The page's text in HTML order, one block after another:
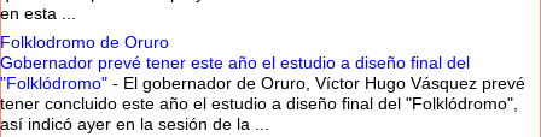
en esta ...
Folklodromo de Oruro
Gobernador prevé tener este año el estudio a diseño final del
"Folklódromo" - El gobernador de Oruro, Víctor Hugo Vásquez prevé
tener concluido este año el estudio a diseño final del "Folklódromo",
así indicó ayer en la sesión de la ...